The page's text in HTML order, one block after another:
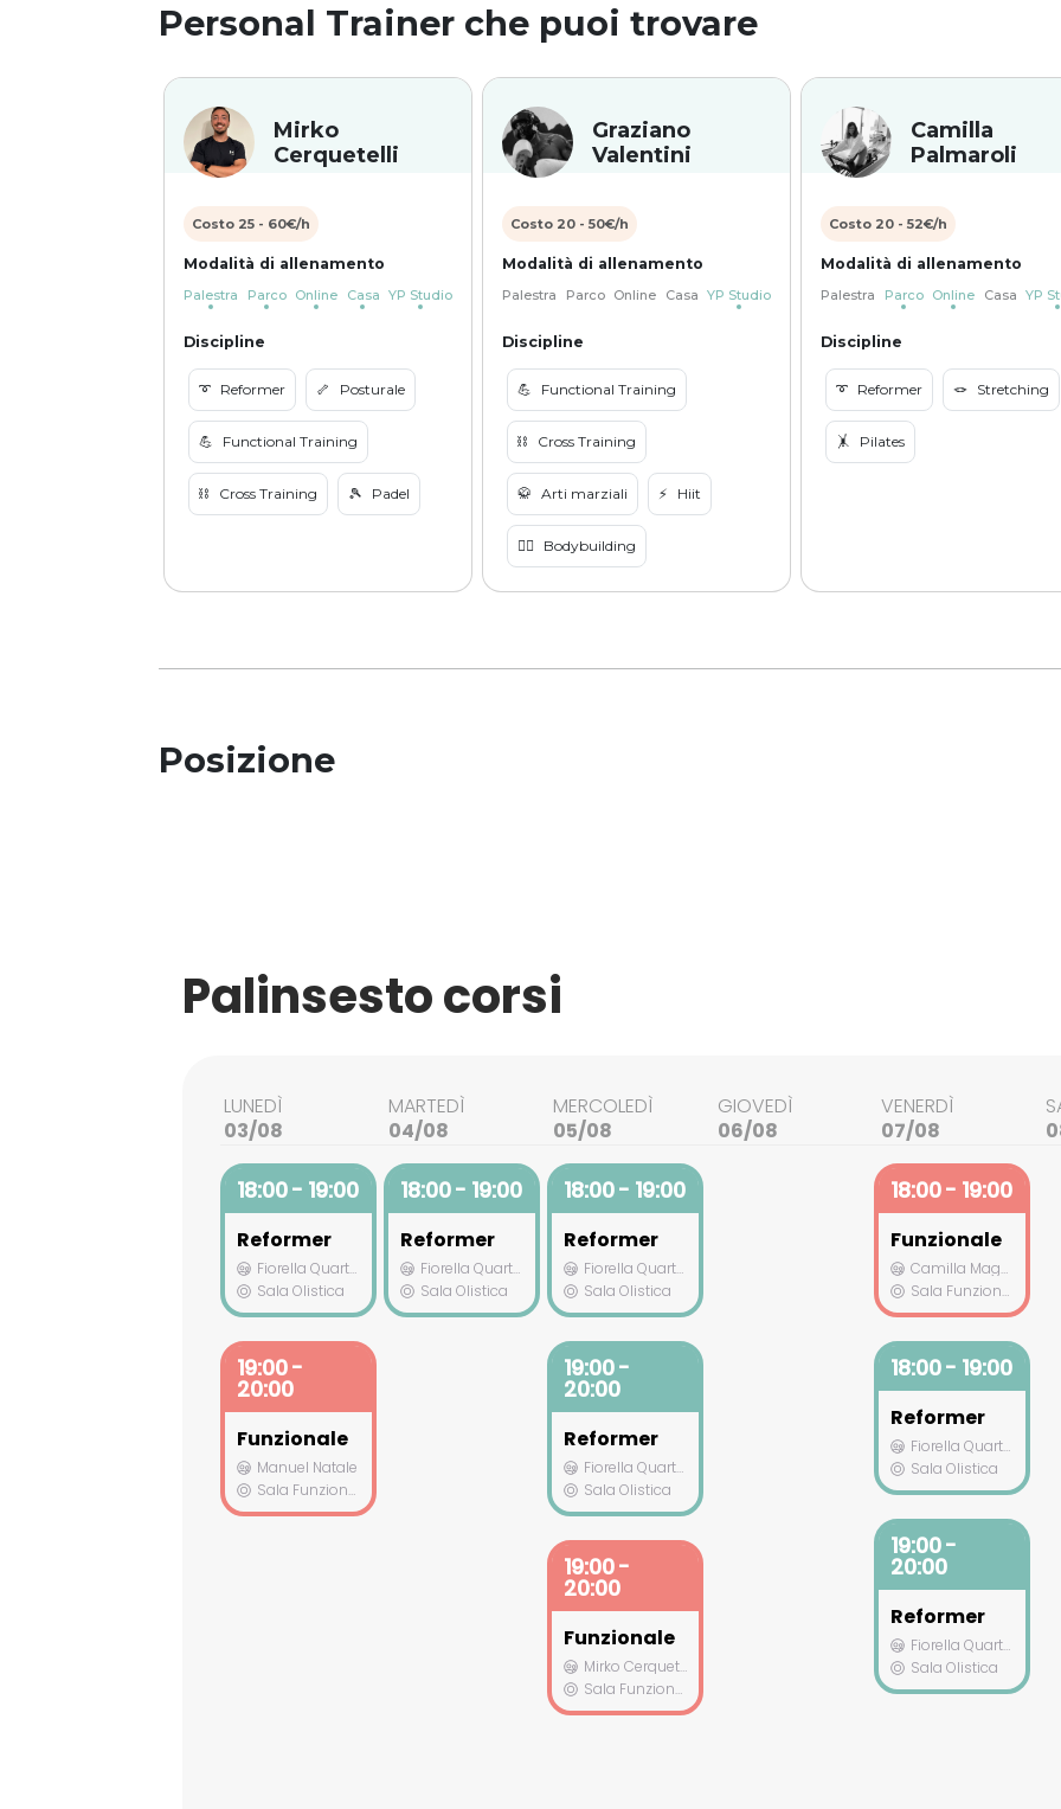
Personal Trainer che puoi trovare
Mirko
Cerquetelli
Costo 25- 60€/h
Modalità di allenamento
Palestra Parco Online Casa YP Studio
Discipline
➰ Reformer 🦴 Posturale
💪 Functional Training
⛓️ Cross Training 🎾 Padel
Graziano
Valentini
Costo 20- 50€/h
Modalità di allenamento
Palestra Parco Online Casa YP Studio
Discipline
💪 Functional Training
⛓️ Cross Training
🥋 Arti marziali ⚡️ Hiit
🏋️‍♀️ Bodybuilding
Camilla
Palmaroli
Costo 20- 52€/h
Modalità di allenamento
Palestra Parco Online Casa YP
Discipline
➰ Reformer 🪢 Stretching
🤸 Pilates
Posizione